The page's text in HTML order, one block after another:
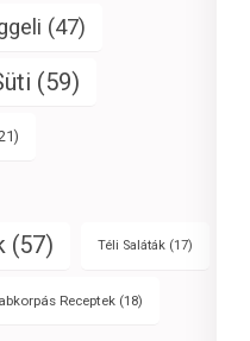
(47)
(59)
(57) Téli Saláták (17)
Receptek (18)